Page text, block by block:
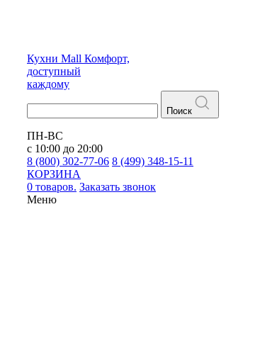
Кухни Mall Комфорт,
доступный
каждому
Поиск
ПН-ВС
с 10:00 до 20:00
8 (800) 302-77-06 8 (499) 348-15-11
КОРЗИНА
0 товаров. Заказать звонок
Меню